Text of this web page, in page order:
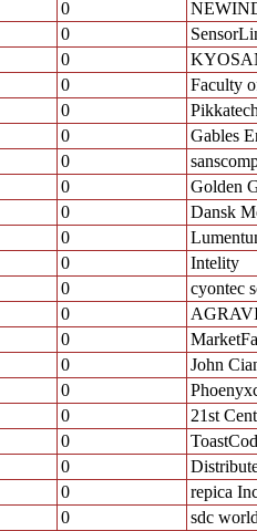
0
0
0
0
Faculty
0
0
Gables
0
0
Golden
0
Dansk
0
0
Intelity
0
cyontec
0
0
0
John
0
0
21st
0
0
0
repica
0
sdc